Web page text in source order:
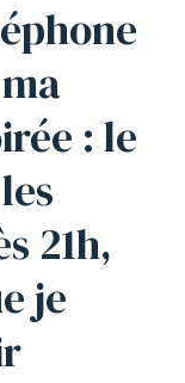
: le
21h,
je